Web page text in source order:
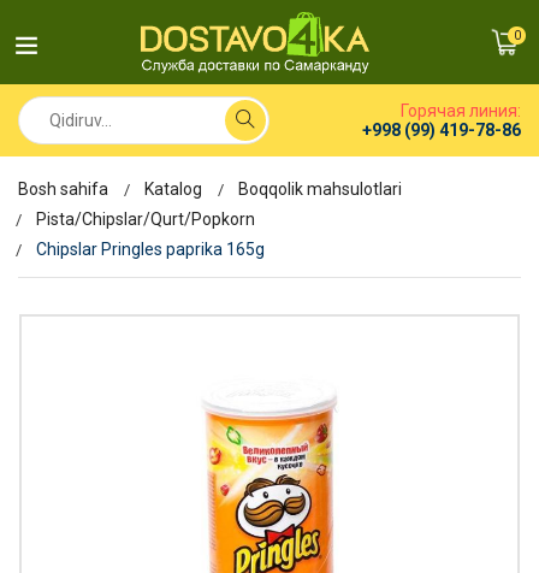
0
Горячая линия:
+998 (99) 419-78-86
Bosh sahifa Katalog
Boqqolik mahsulotlari
Pista/Chipslar/Qurt/Popkorn
Chipslar Pringles paprika 165g